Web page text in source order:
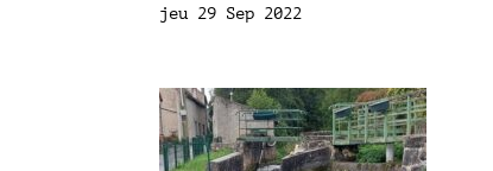
jeu 29 Sep 2022